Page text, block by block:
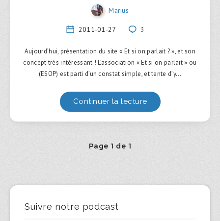
Marius
2011-01-27 3
Aujourd’hui, présentation du site « Et si on parlait ? », et son
concept très intéressant ! L’association « Et si on parlait » ou
(ESOP) est parti d’un constat simple, et tente d’y…
Continuer la lecture
Page 1 de 1
Suivre notre podcast